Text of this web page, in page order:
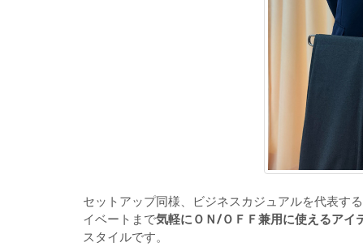
セットアップ同様、ビジネスカジュアルを代表す
イベートまで気軽にＯＮ/ＯＦＦ兼用に使えるアイ
スタイルです。